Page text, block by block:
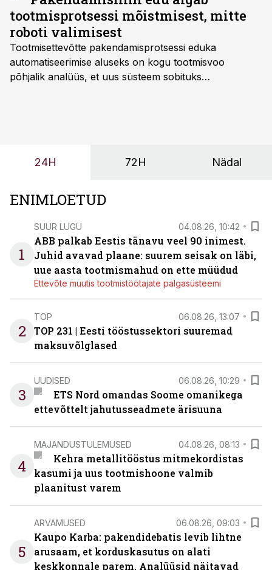
tootmisprotsessi mõistmisest, mitte
roboti valimisest
Tootmisettevõtte pakendamisprotsessi eduka
automatiseerimise aluseks on kogu tootmisvoo
põhjalik analüüs, et uus süsteem sobituks
OÜ tegevjuht Sander Mitendorf.
24H 72H Nädal
ENIMLOETUD
1
SUUR LUGU 04.08.26, 10:42
ABB palkab Eestis tänavu veel 90 inimest.
Juhid avavad plaane: suurem seisak on läbi,
uue aasta tootmismahud on ette müüdud
Ettevõte muutis tootmistöötajate palgasüsteemi
2
TOP 06.08.26, 13:07
TOP 231 | Eesti tööstussektori suuremad
maksuvõlglased
3
UUDISED 06.08.26, 10:29
ETS Nord omandas Soome omanikega
ettevõttelt jahutusseadmete ärisuuna
4
MAJANDUSTULEMUSED 04.08.26, 08:13
Kehra metallitööstus mitmekordistas
kasumi ja uus tootmishoone valmib
plaanitust varem
5
ARVAMUSED 06.08.26, 09:03
Kaupo Karba: pakendidebatis levib lihtne
arusaam, et korduskasutus on alati
keskkonnale parem. Analüüsid näitavad